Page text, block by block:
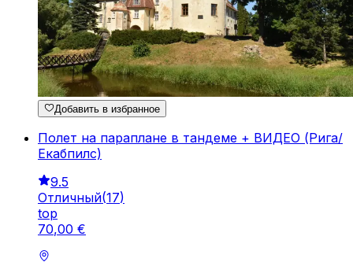
Добавить в избранное
Полет на параплане в тандеме + ВИДЕО (Рига/
Екабпилс)
9.5
Отличный(17)
top
70,00 €